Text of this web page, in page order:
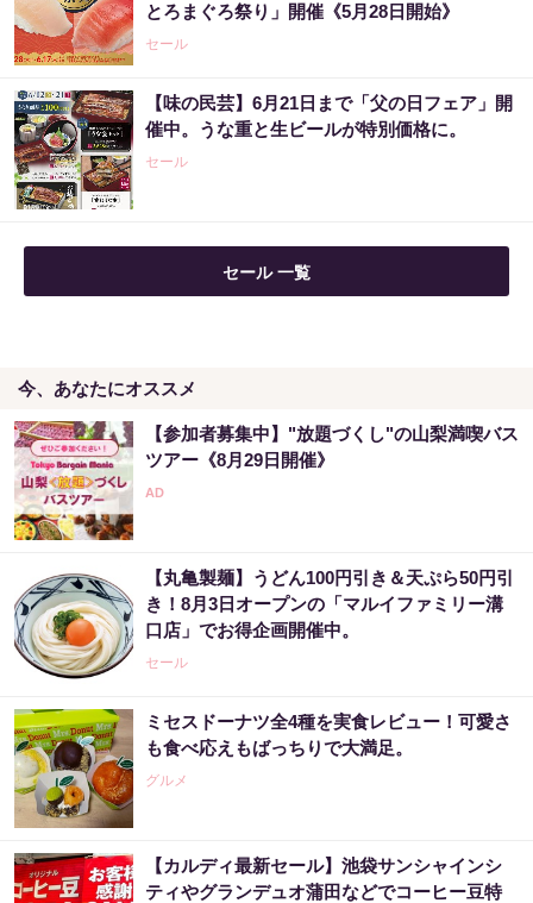
PR（合同会社デジタルファーム ）
【当選】金運が上がる直前に起こるサイン
PR（合同会社デジタルファーム ）
とろまぐろ祭り」開催《5月28日開始》
セール
【味の民芸】6月21日まで「父の日フェア」開
催中。うな重と生ビールが特別価格に。
セール
セール 一覧
今、あなたにオススメ
【参加者募集中】"放題づくし"の山梨満喫バス
ツアー《8月29日開催》
【丸亀製麺】うどん100円引き＆天ぷら50円引
き！8月3日オープンの「マルイファミリー溝
口店」でお得企画開催中。
セール
ミセスドーナツ全4種を実食レビュー！可愛さ
も食べ応えもばっちりで大満足。
グルメ
【カルディ最新セール】池袋サンシャインシ
ティやグランデュオ蒲田などでコーヒー豆特